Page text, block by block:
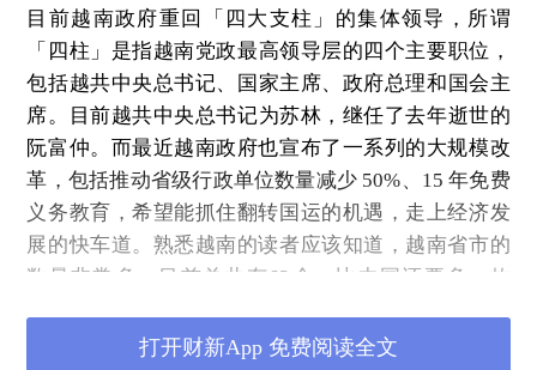
目前越南政府重回「四大支柱」的集体领导，所谓
「四柱」是指越南党政最高领导层的四个主要职位，
包括越共中央总书记、 国家主席、 政府总理和 国会主
席。目前越共中央总书记为苏林，继任了去年逝世的
阮富仲。而最近越南政府也宣布了一系列的大规模改
革，包括推动省级行政单位数量减少 50%、15 年免费
义务教育，希望能抓住翻转国运的机遇，走上经济发
展的快车道。熟悉越南的读者应该知道，越南省市的
数量非常多，目前总共有63个，比中国还要多。故
半到大概30个左右。打开财新App 免费阅读全文